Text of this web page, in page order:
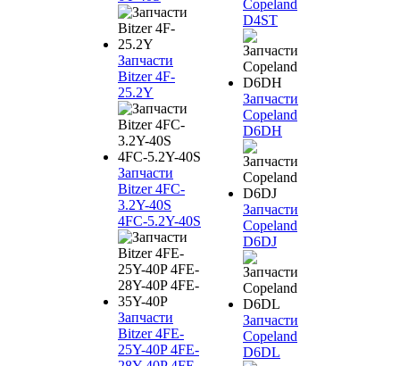
Запчасти
Bitzer 4F-
25.2Y
Запчасти
Bitzer 4FC-
3.2Y-40S
4FC-5.2Y-40S
Запчасти
Bitzer 4FE-
25Y-40P 4FE-
Copeland
D4ST
Запчасти
Copeland
D6DH
Запчасти
Copeland
D6DJ
Запчасти
Copeland
D6DL